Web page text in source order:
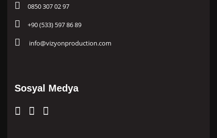
0850 307 02 97
+90 (533) 597 86 89
info@vizyonproduction.com
Sosyal Medya